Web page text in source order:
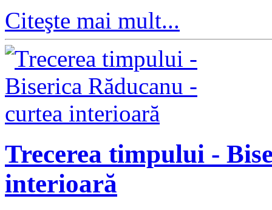
Citeşte mai mult...
Trecerea timpului -
interioară